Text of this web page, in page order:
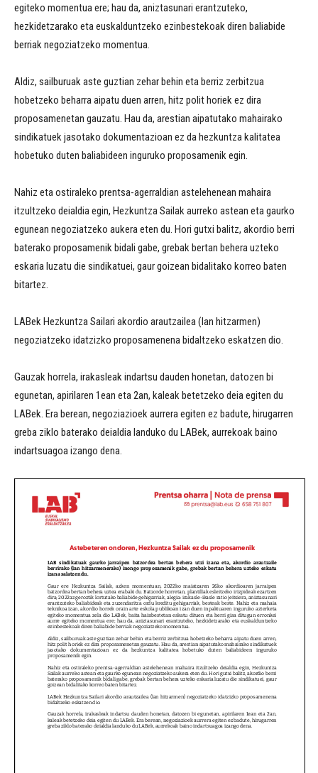
egiteko momentua ere; hau da, aniztasunari erantzuteko,
hezkidetzarako eta euskalduntzeko ezinbestekoak diren baliabide
berriak negoziatzeko momentua.
Aldiz, sailburuak aste guztian zehar behin eta berriz zerbitzua
hobetzeko beharra aipatu duen arren, hitz polit horiek ez dira
proposamenetan gauzatu. Hau da, arestian aipatutako mahairako
sindikatuek jasotako dokumentazioan ez da hezkuntza kalitatea
hobetuko duten baliabideen inguruko proposamenik egin.
Nahiz eta ostiraleko prentsa-agerraldian astelehenean mahaira
itzultzeko deialdia egin, Hezkuntza Sailak aurreko astean eta gaurko
egunean negoziatzeko aukera eten du. Hori gutxi balitz, akordio berri
baterako proposamenik bidali gabe, grebak bertan behera uzteko
eskaria luzatu die sindikatuei, gaur goizean bidalitako korreo baten
bitartez.
LABek Hezkuntza Sailari akordio arautzailea (lan hitzarmen)
negoziatzeko idatzizko proposamenena bidaltzeko eskatzen dio.
Gauzak horrela, irakasleak indartsu dauden honetan, datozen bi
egunetan, apirilaren 1ean eta 2an, kaleak betetzeko deia egiten du
LABek. Era berean, negoziazioek aurrera egiten ez badute, hirugarren
greba ziklo baterako deialdia landuko du LABek, aurrekoak baino
indartsuagoa izango dena.